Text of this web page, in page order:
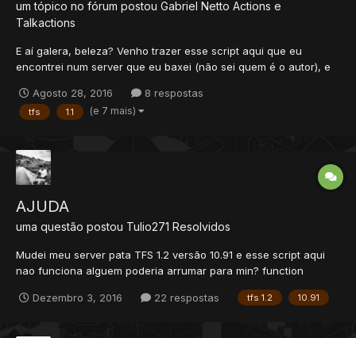
um tópico no fórum postou Gabriel Netto Actions e
Talkactions
E aí galera, beleza? Venho trazer esse script aqui que eu
encontrei num server que eu baxei (não sei quem é o autor), e
cria um TP com as coordenadas digitadas no param da
talkaction na sua frente, desde que a posição na sua frente
Agosto 28, 2016 8 respostas
tfs 1.1 (e 7 mais)
AJUDA
uma questão postou Tulio271 Resolvidos
Mudei meu server pata TFS 1.2 versão 10.91 e esse script aqui
nao funciona alguem poderia arrumar para min? function
precisam estar em protection zone para usar? (true or
Dezembro 3, 2016 22 respostas tfs 1.2 10.91